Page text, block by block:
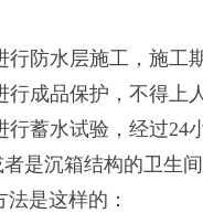
水层施工，施工期
品保护，不得上人
水试验，经过24小
沉箱结构的卫生间
是这样的：